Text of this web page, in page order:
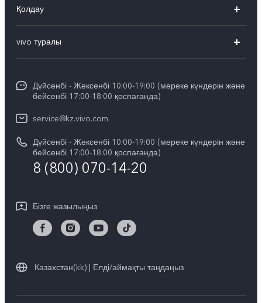
X300
X200
V60 Lite 5G
Барлық үлгілер
Қолдау
Сервистік орталықтар
Funtouch OS
Жүйені жаңарту
vivo кепілдік туралы нұсқаулық
vivo туралы
Баспасөз орталығы
vivo компаниясында жұмыс жасау
Құқықтық хабарламалар
Біз туралы
Тұрақтылық
Дүйсенбі - Жексенбі 10:00-19:00 (мереке күндерін және
бейсенбі 17:00-18:00 қоспағанда)
service@kz.vivo.com
Дүйсенбі - Жексенбі 10:00-19:00 (мереке күндерін және
бейсенбі 17:00-18:00 қоспағанда)
8 (800) 070-14-20
Бізге жазылыңыз
Казахстан(kk) | Елді/аймақты таңдаңыз